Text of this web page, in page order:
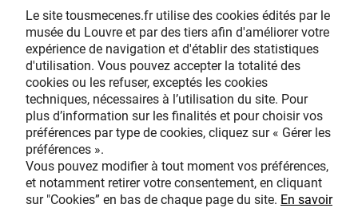
Avec le mécénat
exceptionnel de
Le site tousmecenes.fr utilise des cookies édités par le
musée du Louvre et par des tiers afin d'améliorer votre
expérience de navigation et d'établir des statistiques
d'utilisation. Vous pouvez accepter la totalité des
cookies ou les refuser, exceptés les cookies
techniques, nécessaires à l’utilisation du site. Pour
plus d’information sur les finalités et pour choisir vos
préférences par type de cookies, cliquez sur « Gérer les
préférences ».
Vous pouvez modifier à tout moment vos préférences,
et notamment retirer votre consentement, en cliquant
sur "Cookies” en bas de chaque page du site. En savoir